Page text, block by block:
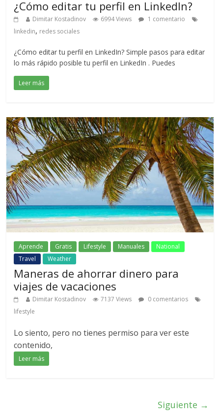
¿Cómo editar tu perfil en LinkedIn?
Dimitar Kostadinov 6994 Views
1 comentario
linkedin, redes sociales
¿Cómo editar tu perfil en LinkedIn? Simple pasos para editar
lo más rápido posible tu perfil en LinkedIn . Puedes
Leer más
Aprende Gratis Lifestyle Manuales
National
Travel
Weather
Maneras de ahorrar dinero para
viajes de vacaciones
Dimitar Kostadinov 7137 Views
0 comentarios
lifestyle
Lo siento, pero no tienes permiso para ver este
contenido,
Leer más
Siguiente →